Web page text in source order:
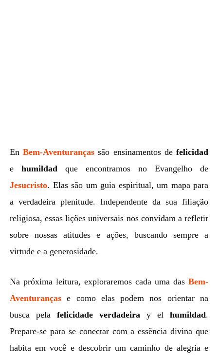
EnBem-Aventuranças são ensinamentos defelicidad
e humildad que encontramos no Evangelho de
Jesucristo. Elas são um guia espiritual, um mapa para
a verdadeira plenitude. Independente da sua filiação
religiosa, essas lições universais nos convidam a refletir
sobre nossas atitudes e ações, buscando sempre a
virtude e a generosidade.
Na próxima leitura, exploraremos cada uma das Bem-
Aventuranças e como elas podem nos orientar na
busca pela felicidade verdadeira y el humildad.
Prepare-se para se conectar com a essência divina que
habita em você e descobrir um caminho de alegria e